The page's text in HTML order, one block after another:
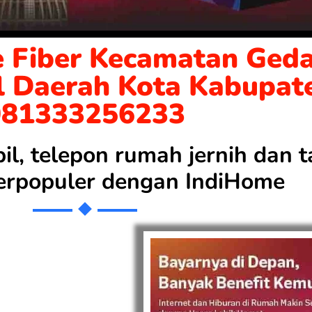
Kecamatan
Kota
telepon rumah jernih dan
dengan IndiHome